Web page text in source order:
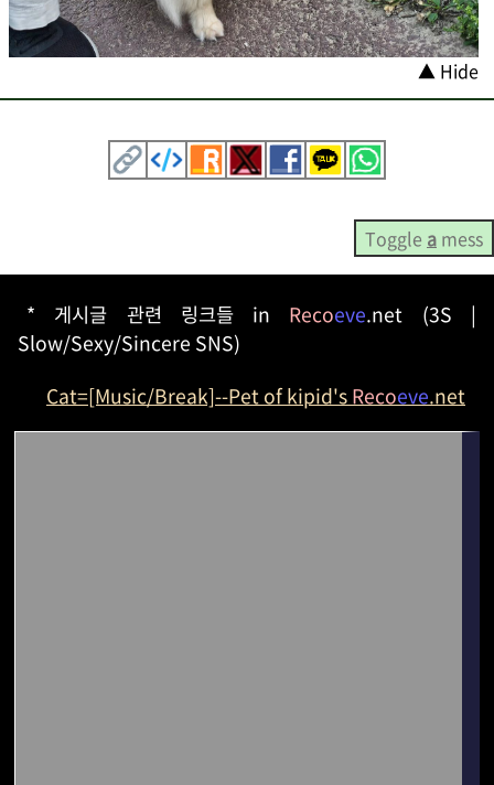
▲ Hide
Toggle a mess
* 게시글 관련 링크들 in Recoeve.net (3S |
Slow/Sexy/Sincere SNS)
Cat=[Music/Break]--Pet of kipid'sRecoeve.net